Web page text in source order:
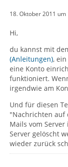
18. Oktober 2011 um
Hi,
du kannst mit
(Anleitungen),
eine Konto
funktioniert.
irgendwie am
Und für diesen
"Nachrichten auf
Mails vom
Server gelöscht
wieder zurück